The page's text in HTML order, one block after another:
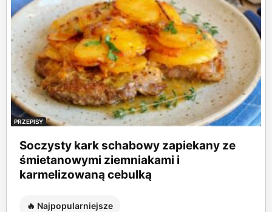
PRZEPISY
Soczysty kark schabowy zapiekany ze
śmietanowymi ziemniakami i
karmelizowaną cebulką
🔥 Najpopularniejsze